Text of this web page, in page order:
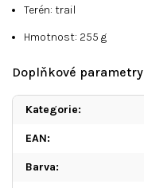
Terén: trail
Hmotnost: 255 g
Doplňkové parametry
Kategorie:
EAN:
Barva: